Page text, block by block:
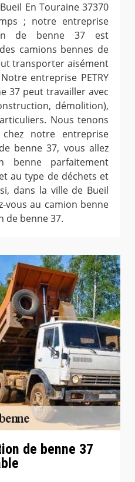
En Touraine 37370
; notre entreprise
de benne 37 est
camions bennes de
transporter aisément
entreprise PETRY
37 peut travailler avec
démolition),
Nous tenons
notre entreprise
benne 37, vous allez
benne parfaitement
au type de déchets et
dans la ville de Bueil
vous au camion benne
de benne 37.
de benne 37